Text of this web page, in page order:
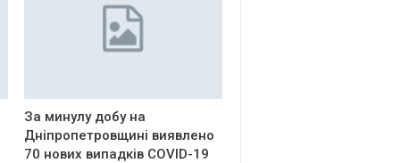
За минулу добу на
Дніпропетровщині виявлено
70 нових випадків COVID-19